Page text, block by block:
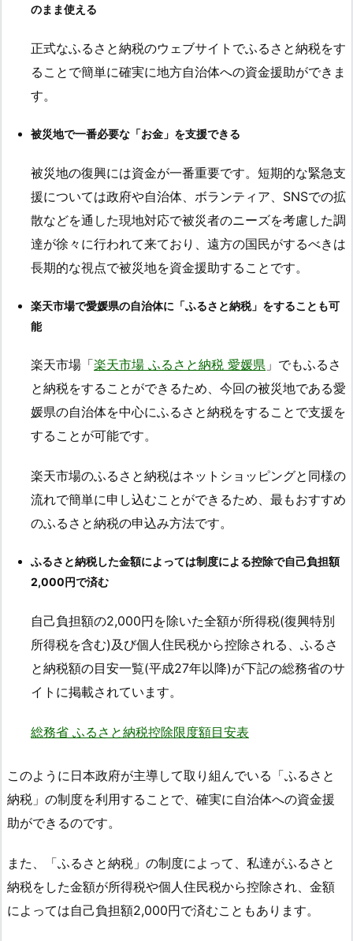
のまま使える
正式なふるさと納税のウェブサイトでふるさと納税をす
ることで簡単に確実に地方自治体への資金援助ができま
す。
被災地で一番必要な「お金」を支援できる
被災地の復興には資金が一番重要です。短期的な緊急支
援については政府や自治体、ボランティア、SNSでの拡
散などを通した現地対応で被災者のニーズを考慮した調
達が徐々に行われて来ており、遠方の国民がするべきは
長期的な視点で被災地を資金援助することです。
楽天市場で愛媛県の自治体に「ふるさと納税」をすることも可
能
楽天市場「楽天市場 ふるさと納税 愛媛県 」でもふるさ
と納税をすることができるため、今回の被災地である愛
媛県の自治体を中心にふるさと納税をすることで支援を
することが可能です。
楽天市場のふるさと納税はネットショッピングと同様の
流れで簡単に申し込むことができるため、最もおすすめ
のふるさと納税の申込み方法です。
ふるさと納税した金額によっては制度による控除で自己負担額
2,000円で済む
自己負担額の2,000円を除いた全額が所得税(復興特別
所得税を含む)及び個人住民税から控除される、ふるさ
と納税額の目安一覧(平成27年以降)が下記の総務省のサ
イトに掲載されています。
総務省 ふるさと納税控除限度額目安表
このように日本政府が主導して取り組んでいる「ふるさと
納税」の制度を利用することで、確実に自治体への資金援
助ができるのです。
また、「ふるさと納税」の制度によって、私達がふるさと
納税をした金額が所得税や個人住民税から控除され、金額
によっては自己負担額2,000円で済むこともあります。